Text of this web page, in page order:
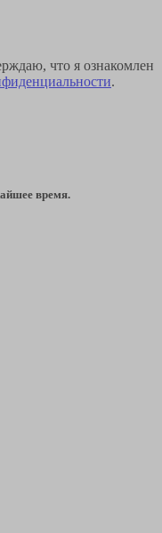
что я ознакомлен
.
время.